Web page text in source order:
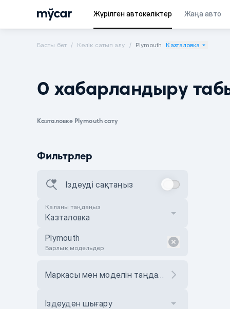
Жүрілген автокөліктер Жаңа авто
Басты бет Көлік сатып алу Plymouth Казталовка
0 хабарландыру
Казталовке Plymouth сату
Фильтрлер
Іздеуді сақтаңыз
Қаланы таңдаңыз
Казталовка
Plymouth
Барлық модельдер
Маркасы мен моделін таңдаңыз
Іздеуден шығару